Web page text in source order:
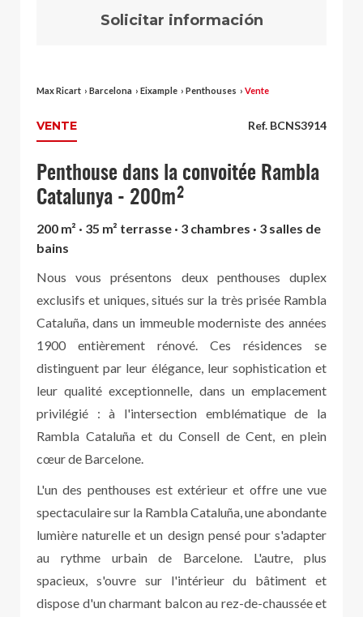
Solicitar información
Max Ricart › Barcelona › Eixample › Penthouses › Vente
VENTE Ref. BCNS3914
Penthouse dans la convoitée Rambla
Catalunya - 200m²
200 m² · 35 m² terrasse · 3 chambres · 3 salles de
bains
Nous vous présentons deux penthouses duplex
exclusifs et uniques, situés sur la très prisée Rambla
Cataluña, dans un immeuble moderniste des années
1900 entièrement rénové. Ces résidences se
distinguent par leur élégance, leur sophistication et
leur qualité exceptionnelle, dans un emplacement
privilégié : à l'intersection emblématique de la
Rambla Cataluña et du Consell de Cent, en plein
cœur de Barcelone.
L'un des penthouses est extérieur et offre une vue
spectaculaire sur la Rambla Cataluña, une abondante
lumière naturelle et un design pensé pour s'adapter
au rythme urbain de Barcelone. L'autre, plus
spacieux, s'ouvre sur l'intérieur du bâtiment et
dispose d'un charmant balcon au rez-de-chaussée et